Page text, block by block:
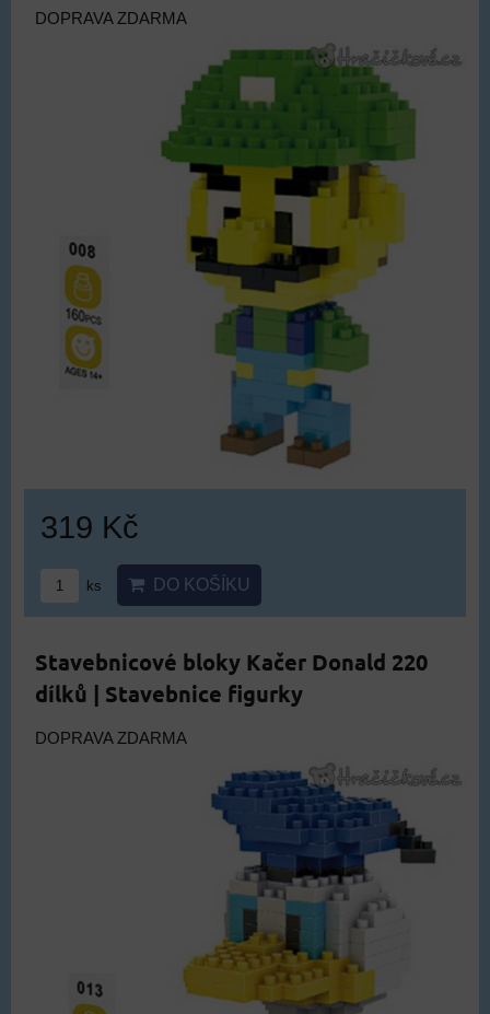
DOPRAVA ZDARMA
319 Kč
ks DO KOŠÍKU
Stavebnicové bloky Kačer Donald 220
dílků | Stavebnice figurky
DOPRAVA ZDARMA